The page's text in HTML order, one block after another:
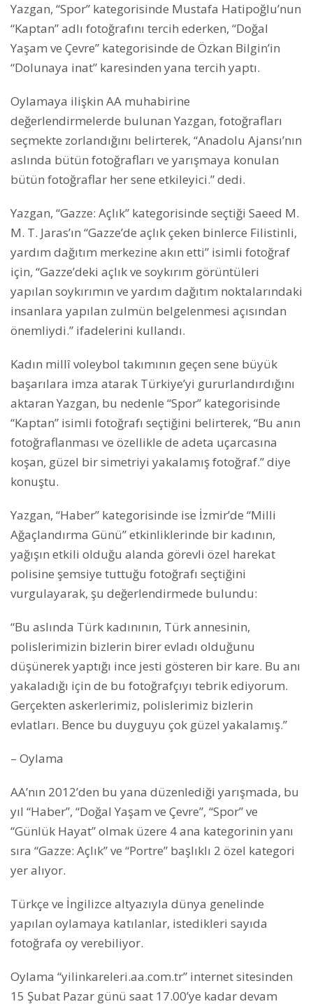
Yazgan, “Spor” kategorisinde Mustafa Hatipoğlu’nun
“Kaptan” adlı fotoğrafını tercih ederken, “Doğal
Yaşam ve Çevre” kategorisinde de Özkan Bilgin’in
“Dolunaya inat” karesinden yana tercih yaptı.
Oylamaya ilişkin AA muhabirine
değerlendirmelerde bulunan Yazgan, fotoğrafları
seçmekte zorlandığını belirterek, “Anadolu Ajansı’nın
aslında bütün fotoğrafları ve yarışmaya konulan
bütün fotoğraflar her sene etkileyici.” dedi.
Yazgan, “Gazze: Açlık” kategorisinde seçtiği Saeed M.
M. T. Jaras’ın “Gazze’de açlık çeken binlerce Filistinli,
yardım dağıtım merkezine akın etti” isimli fotoğraf
için, “Gazze’deki açlık ve soykırım görüntüleri
yapılan soykırımın ve yardım dağıtım noktalarındaki
insanlara yapılan zulmün belgelenmesi açısından
önemliydi.” ifadelerini kullandı.
Kadın millî voleybol takımının geçen sene büyük
başarılara imza atarak Türkiye’yi gururlandırdığını
aktaran Yazgan, bu nedenle “Spor” kategorisinde
“Kaptan” isimli fotoğrafı seçtiğini belirterek, “Bu anın
fotoğraflanması ve özellikle de adeta uçarcasına
koşan, güzel bir simetriyi yakalamış fotoğraf.” diye
konuştu.
Yazgan, “Haber” kategorisinde ise İzmir’de “Milli
Ağaçlandırma Günü” etkinliklerinde bir kadının,
yağışın etkili olduğu alanda görevli özel harekat
polisine şemsiye tuttuğu fotoğrafı seçtiğini
vurgulayarak, şu değerlendirmede bulundu:
“Bu aslında Türk kadınının, Türk annesinin,
polislerimizin bizlerin birer evladı olduğunu
düşünerek yaptığı ince jesti gösteren bir kare. Bu anı
yakaladığı için de bu fotoğrafçıyı tebrik ediyorum.
Gerçekten askerlerimiz, polislerimiz bizlerin
evlatları. Bence bu duyguyu çok güzel yakalamış.”
– Oylama
AA’nın 2012’den bu yana düzenlediği yarışmada, bu
yıl “Haber”, “Doğal Yaşam ve Çevre”, “Spor” ve
“Günlük Hayat” olmak üzere 4 ana kategorinin yanı
sıra “Gazze: Açlık” ve “Portre” başlıklı 2 özel kategori
yer alıyor.
Türkçe ve İngilizce altyazıyla dünya genelinde
yapılan oylamaya katılanlar, istedikleri sayıda
fotoğrafa oy verebiliyor.
Oylama “yilinkareleri.aa.com.tr” internet sitesinden
15 Şubat Pazar günü saat 17.00’ye kadar devam